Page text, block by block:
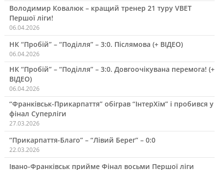
Володимир Ковалюк – кращий тренер 21 туру VBET
Першої ліги!
06.04.2026
НК “Пробій” – “Поділля” – 3:0. Післямова (+ ВІДЕО)
06.04.2026
НК “Пробій” – “Поділля” – 3:0. Довгоочікувана перемога! (+
ВІДЕО)
06.04.2026
“Франківськ-Прикарпаття” обіграв “ІнтерХім” і пробився у
фінал Суперліги
27.03.2026
“Прикарпаття-Благо” – “Лівий Берег” – 0:0
22.03.2026
Івано-Франківськ прийме Фінал восьми Першої ліги